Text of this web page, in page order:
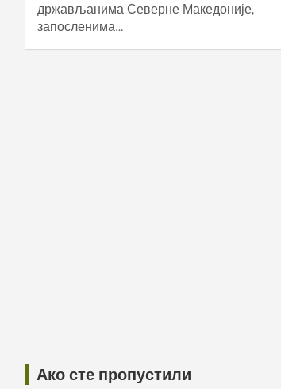
држављанима Северне Македоније,
запосленима…
Ако сте пропустили